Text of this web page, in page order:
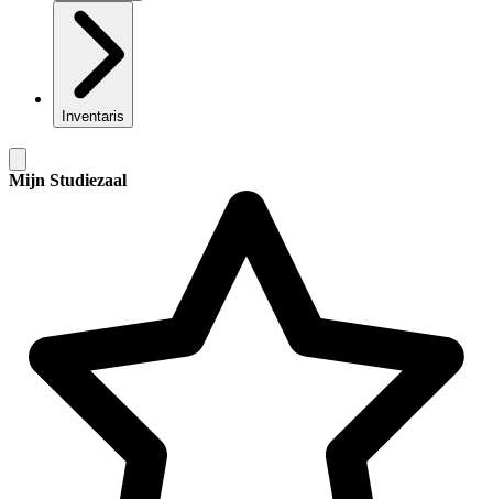
Inventaris
Mijn Studiezaal